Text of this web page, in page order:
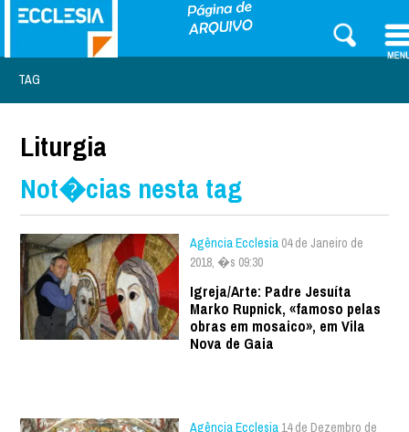
TAG
Liturgia
Not�cias nesta tag
Agência Ecclesia 04 de Janeiro de
2018, �s 09:30
Igreja/Arte: Padre Jesuíta
Marko Rupnick, «famoso pelas
obras em mosaico», em Vila
Nova de Gaia
Agência Ecclesia 14 de Dezembro de